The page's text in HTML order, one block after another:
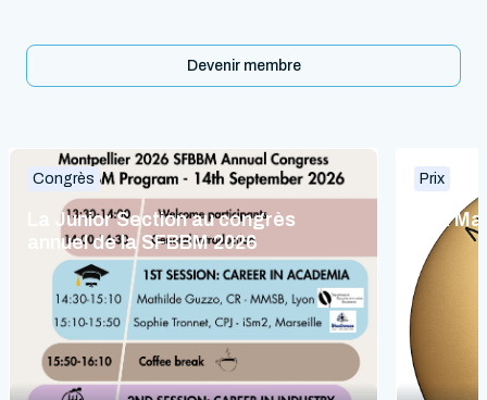
Devenir membre
Congrès
La Junior Section au congrès
annuel de la SFBBM 2026
Prix
Prix